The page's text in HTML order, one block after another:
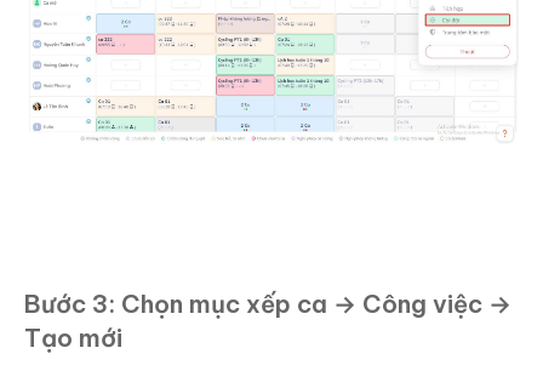
Bước 3: Chọn mục xếp ca → Công việc →
Tạo mới